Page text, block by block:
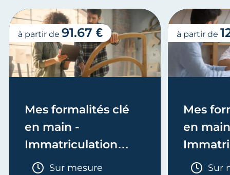
Mes formalités clé
en main -
Immatriculation
(EI/Micro-entreprise
Durée :
Sur mesure
à partir de 91.67 €
Mes
en
Sur
à partir de